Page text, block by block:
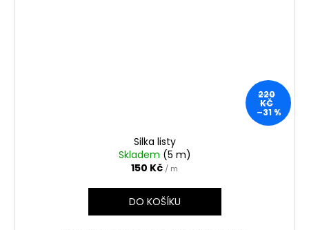
220
KČ
–31 %
Silka listy
Skladem (5 m)
150 Kč / m
DO KOŠÍKU